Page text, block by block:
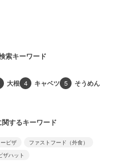
索キーワード
大根 4 キャベツ 5 そうめん
するキーワード
ピザ
ファストフード（外食）
ザハット